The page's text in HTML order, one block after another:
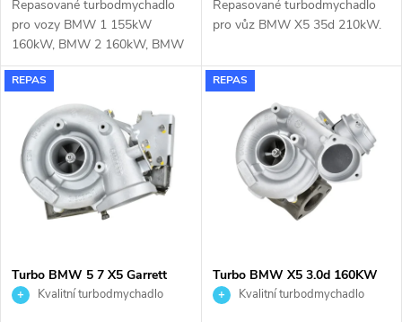
u
k
t
ů
u
k
ů
Repasované turbodmychadlo
pro vozy BMW 1 155kW
160kW, BMW 2 160kW, BMW
3 160kW, BMW 4 160kW,
BMW 5 155kW 160kW, BMW
X1 160kW, BMW X5 160kW
Repasované turbodmychadlo
pro vůz BMW X5 35d 210kW.
REPAS
Turbo BMW 5 7 X5 Garrett
742730Kvalitní turbodmychadlo
REPAS
Turbo BMW X5 3.0d 160KW
Garrett 753392
Kvalitní turbodmychadlo